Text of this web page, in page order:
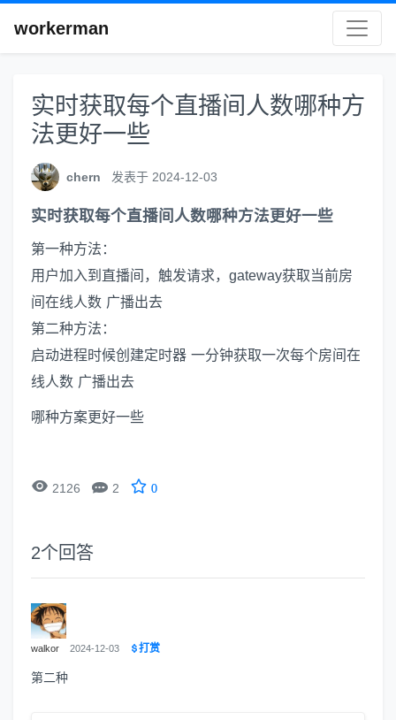
workerman
实时获取每个直播间人数哪种方
法更好一些
chern 发表于 2024-12-03
实时获取每个直播间人数哪种方法更好一些
第一种方法：
用户加入到直播间，触发请求，gateway获取当前房
间在线人数 广播出去
第二种方法：
启动进程时候创建定时器 一分钟获取一次每个房间在
线人数 广播出去
哪种方案更好一些
 2126  2 0
2个回答
walkor 2024-12-03 打赏
第二种